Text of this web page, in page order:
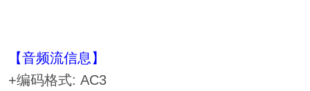
【音频流信息】
+编码格式: AC3